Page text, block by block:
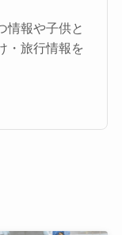
情報や子供と
・旅行情報を